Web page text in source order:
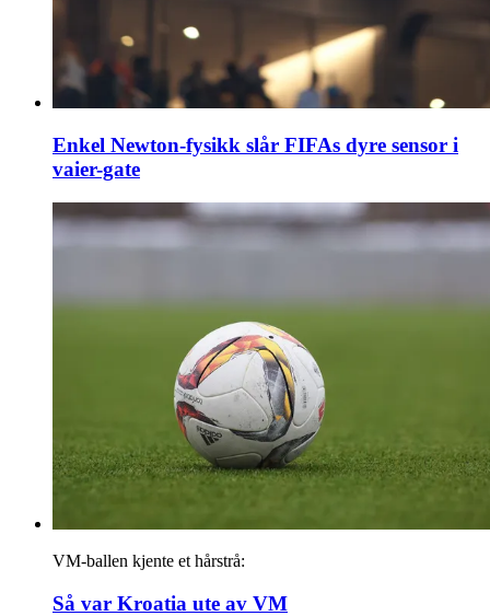
Enkel Newton-fysikk slår FIFAs dyre sensor i
vaier-gate
VM-ballen kjente et hårstrå:
Så var Kroatia ute av VM